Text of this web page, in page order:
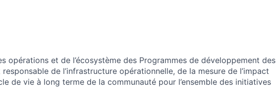
opérations et de l’écosystème des Programmes de développement des
de l’infrastructure opérationnelle, de la mesure de l’impact
de vie à long terme de la communauté pour l’ensemble des initiatives